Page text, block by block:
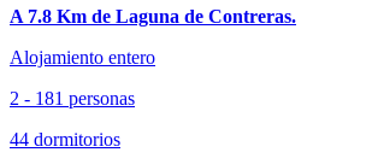
A 7.8 Km de Laguna de Contreras.
Alojamiento entero
2 - 181 personas
44 dormitorios